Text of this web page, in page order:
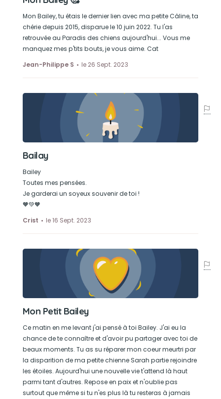
Mon Bailey, tu étais le dernier lien avec ma petite Câline, ta
chérie depuis 2015, disparue le 10 juin 2022. Tu l'as
retrouvée au Paradis des chiens aujourd'hui... Vous me
manquez mes p'tits bouts, je vous aime. Cat
Jean-Philippe S
le 26 Sept. 2023
Bailay
Bailey
Toutes mes pensées.
Je garderai un soyeux souvenir de toi !
🧡💚🧡
Crist
le 16 Sept. 2023
Mon Petit Bailey
Ce matin en me levant j'ai pensé à toi Bailey. J'ai eu la
chance de te connaître et d'avoir pu partager avec toi de
beaux moments. Tu as su réparer mon coeur meurtri par
la disparition de ma petite chienne Sarah partie rejoindre
les étoiles. Aujourd'hui une nouvelle vie t'attend là haut
parmi tant d'autres. Repose en paix et n'oublie pas
surtout que même si tu n'es plus là tu resteras à jamais